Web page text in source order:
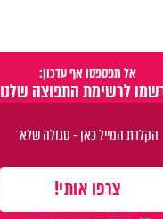
אל תפספסו אף עדכון:
לרשימת התפוצה שלנו